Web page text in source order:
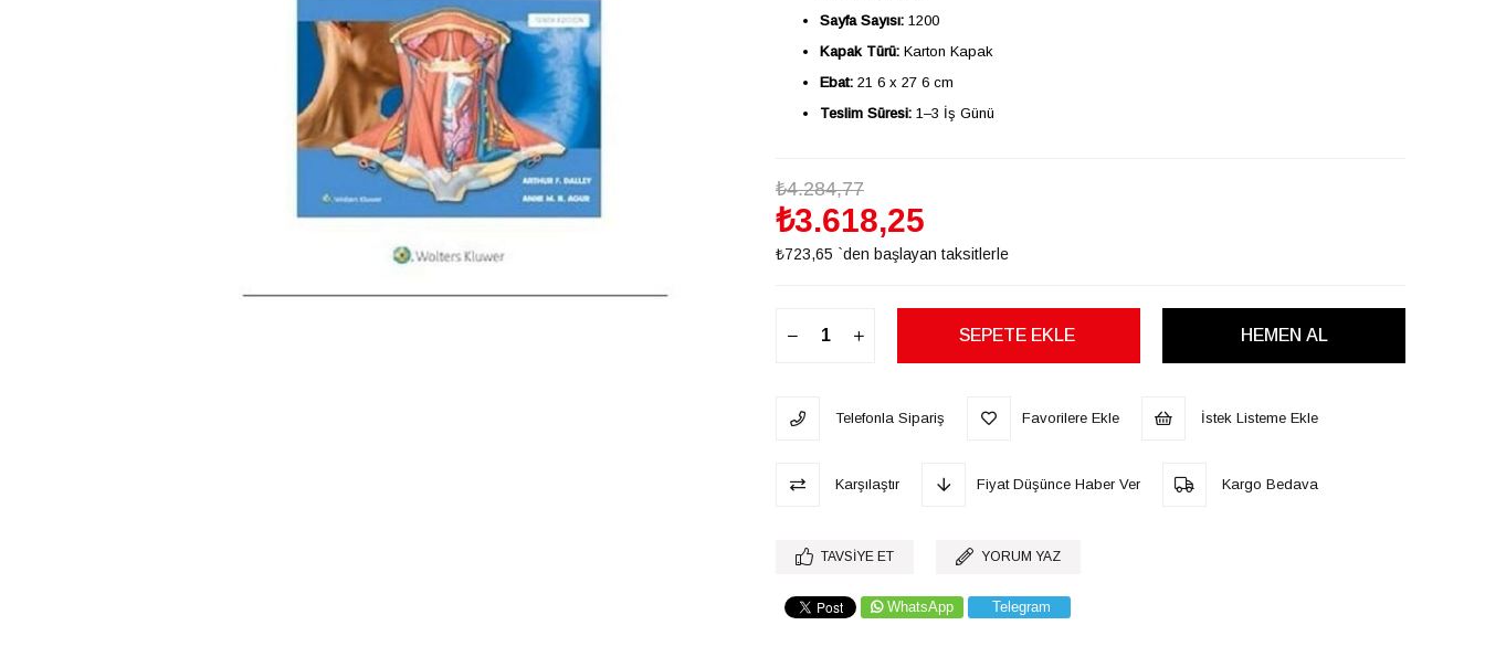
Sayfa Sayısı: 1200
Kapak Türü: Karton Kapak
Ebat: 21 6 x 27 6 cm
Teslim Süresi: 1–3 İş Günü
₺4.284,77
₺3.618,25
₺723,65 `den başlayan taksitlerle
Telefonla Sipariş Favorilere Ekle İstek Listeme Ekle
Karşılaştır Fiyat Düşünce Haber Ver Kargo Bedava
TAVSIYE ET YORUM YAZ
WhatsApp Telegram